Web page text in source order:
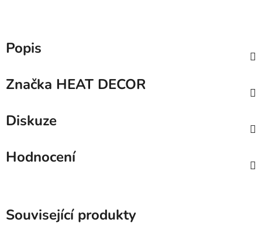
Popis
Značka HEAT DECOR
Diskuze
Hodnocení
Související produkty